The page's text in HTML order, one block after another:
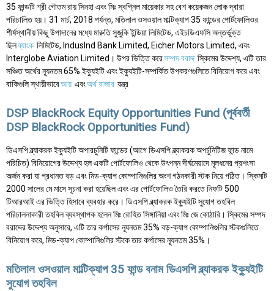
35 ফান্ডটি শ্রী গৌতম রায় সিনহা এবং মিঃ স্বপ্নিল মায়েকার সহ বেশ কয়েকজন লোক দ্বারা
পরিচালিত হয়। 31 মার্চ, 2018 পর্যন্ত, মতিলাল ওসওয়াল মাল্টিক্যাপ 35 ফান্ডের পোর্টফোলিওর
শীর্ষস্থানীয় কিছু উপাদানের মধ্যে মারুতি সুজুকি ইন্ডিয়া লিমিটেড, এইচডিএফসি অন্তর্ভুক্ত
ছিলব্যাংক লিমিটেড, IndusInd Bank Limited, Eicher Motors Limited, এবং
Interglobe Aviation Limited। উপর ভিত্তি করেসম্পদ বরাদ্দ স্কিমের উদ্দেশ্য, এটি তার
সঞ্চিত অর্থের ন্যূনতম 65% ইক্যুইটি এবং ইক্যুইটি-সম্পর্কিত উপকরণগুলিতে বিনিয়োগ করে এবং
বাকিগুলি স্থায়ীভাবেআয় এবংঅর্থ বাজার যন্ত্র
DSP BlackRock Equity Opportunities Fund (পূর্ববর্তী
DSP BlackRock Opportunities Fund)
ডিএসপি ব্ল্যাকরক ইক্যুইটি অপারচুনিটি ফান্ডের (আগে ডিএসপি ব্ল্যাকরক অপর্চুনিটিজ ফান্ড নামে
পরিচিত) বিনিয়োগের উদ্দেশ্য হল একটি পোর্টফোলিও থেকে উৎপন্ন দীর্ঘমেয়াদে মূলধনের প্রশংসা
অর্জন করা যা প্রধানত বড় এবং মিড-ক্যাপ কোম্পানিগুলির অংশ গঠনকারী স্টক নিয়ে গঠিত। স্কিমটি
2000 সালের মে মাসে সূচনা করা হয়েছিল এবং এর পোর্টফোলিও তৈরি করতে নিফটি 500
টিআরআই এর ভিত্তি হিসাবে ব্যবহার করে। ডিএসপি ব্ল্যাকরক ইক্যুইটি সুযোগ তহবিল
পরিচালনাকারী তহবিল ব্যবস্থাপক হলেন মিঃ রোহিত সিঙ্গানিয়া এবং মিঃ জে কোঠারি। স্কিমের সম্পদ
বরাদ্দের উদ্দেশ্য অনুসারে, এটি তার কর্পাসের ন্যূনতম 35% বড়-ক্যাপ কোম্পানিগুলির স্টকগুলিতে
বিনিয়োগ করে, মিড-ক্যাপ কোম্পানিগুলির স্টকে তার কর্পাসের ন্যূনতম 35%।
মতিলাল ওসওয়াল মাল্টিক্যাপ 35 ফান্ড বনাম ডিএসপি ব্ল্যাকরক ইক্যুইটি
সুযোগ তহবিল